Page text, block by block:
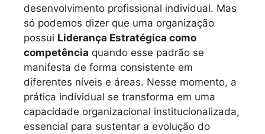
desenvolvimento profissional individual. Mas
só podemos dizer que uma organização
possui Liderança Estratégica como
competência quando esse padrão se
manifesta de forma consistente em
diferentes níveis e áreas. Nesse momento, a
prática individual se transforma em uma
capacidade organizacional institucionalizada,
essencial para sustentar a evolução do